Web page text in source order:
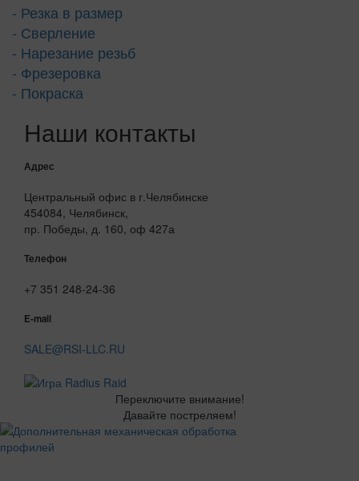
- Резка в размер
- Сверление
- Нарезание резьб
- Фрезеровка
- Покраска
Наши контакты
Адрес
Центральный офис в г.Челябинске
454084, Челябинск,
пр. Победы, д. 160, оф 427а
Телефон
+7 351 248-24-36
E-mail
SALE@RSI-LLC.RU
Переключите внимание!
Давайте постреляем!